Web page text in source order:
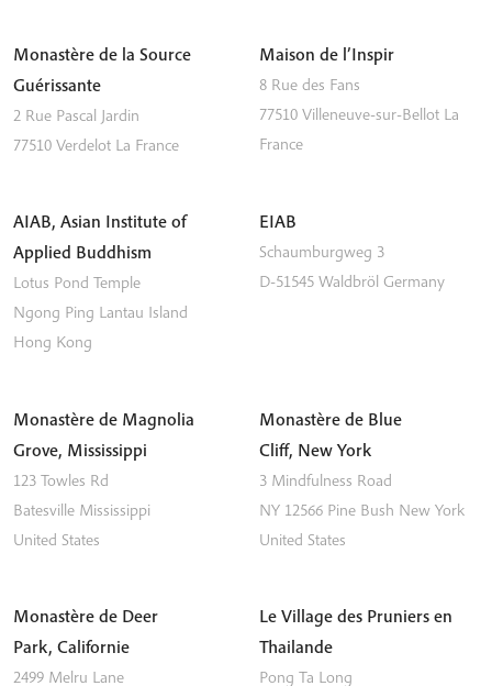
Monastère de la Source
Guérissante
2 Rue Pascal Jardin
77510 Verdelot La France
Maison de l’Inspir
8 Rue des Fans
77510 Villeneuve-sur-Bellot La
France
AIAB, Asian Institute of
Applied Buddhism
Lotus Pond Temple
Ngong Ping Lantau Island
Hong Kong
EIAB
Schaumburgweg 3
D-51545 Waldbröl Germany
Monastère de Magnolia
Grove, Mississippi
123 Towles Rd
Batesville Mississippi
United States
Monastère de Blue
Cliff, New York
3 Mindfulness Road
NY 12566 Pine Bush New York
United States
Monastère de Deer
Park, Californie
2499 Melru Lane
Le Village des Pruniers en
Thailande
Pong Ta Long